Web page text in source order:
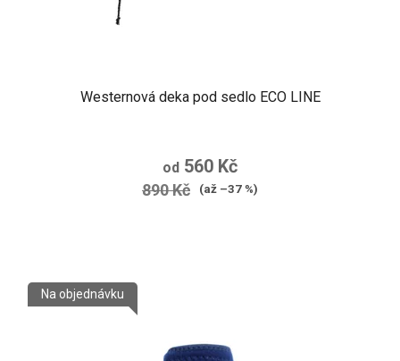
Westernová deka pod sedlo ECO LINE
od 560 Kč
890 Kč (až –37 %)
Na objednávku